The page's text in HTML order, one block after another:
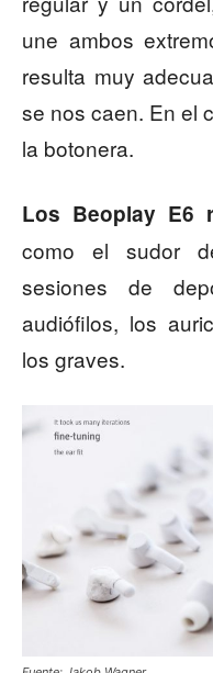
une ambos
resulta muy
se nos caen. En el
la botonera.
Los Beoplay E6
como el sudor
sesiones de
audiófilos, los
los graves.